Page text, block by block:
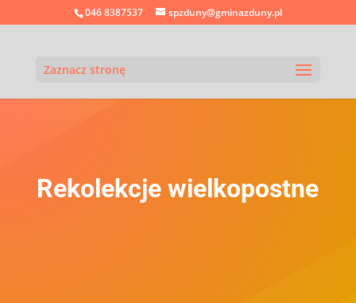
046 8387537 spzduny@gminazduny.pl
Zaznacz stronę
Rekolekcje wielkopostne